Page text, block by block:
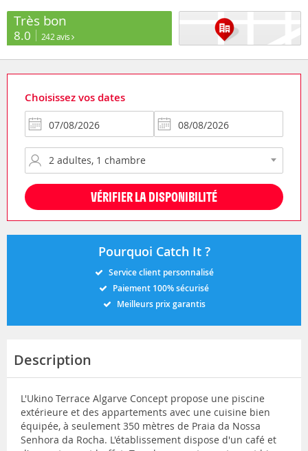
Très bon
8.0 242 avis
Choisissez vos dates
VÉRIFIER LA DISPONIBILITÉ
Pourquoi Catch It ?
Service client personnalisé
Paiement 100% sécurisé
Meilleurs prix garantis
Description
L'Ukino Terrace Algarve Concept propose une piscine
extérieure et des appartements avec une cuisine bien
équipée, à seulement 350 mètres de Praia da Nossa
Senhora da Rocha. L'établissement dispose d'un café et